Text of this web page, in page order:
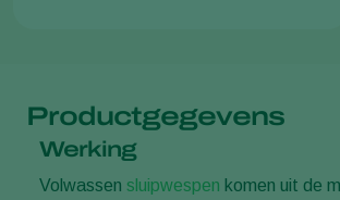
Productgegevens
Werking
Volwassen sluipwespen komen uit de